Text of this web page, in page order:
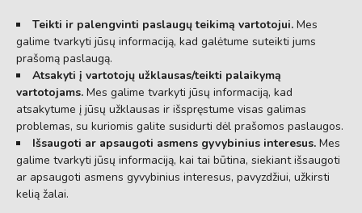
Teikti ir palengvinti paslaugų teikimą vartotojui. Mes
galime tvarkyti jūsų informaciją, kad galėtume suteikti jums
prašomą paslaugą.
Atsakyti į vartotojų užklausas/teikti palaikymą
vartotojams. Mes galime tvarkyti jūsų informaciją, kad
atsakytume į jūsų užklausas ir išspręstume visas galimas
problemas, su kuriomis galite susidurti dėl prašomos paslaugos.
Išsaugoti ar apsaugoti asmens gyvybinius interesus. Mes
galime tvarkyti jūsų informaciją, kai tai būtina, siekiant išsaugoti
ar apsaugoti asmens gyvybinius interesus, pavyzdžiui, užkirsti
kelią žalai.